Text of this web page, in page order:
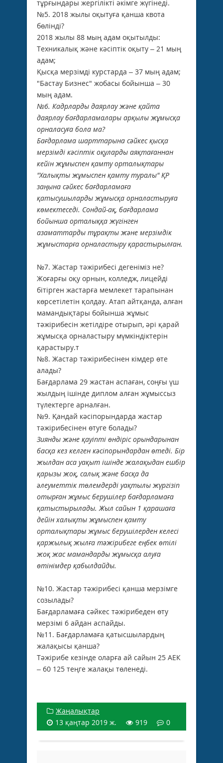
тұрғындары жергілікті әкімге жүгінеді.
№5. 2018 жылы оқытуға қанша квота
бөлінді?
2018 жылы 88 мың адам оқытылды:
Техникалық және кәсіптік оқыту – 21 мың
адам;
Қысқа мерзімді курстарда – 37 мың адам;
"Бастау Бизнес" жобасы бойынша – 30
мың адам.
№6. Кадрларды даярлау және қайта
даярлау бағдарламалары арқылы жұмысқа
орналасуға бола ма?
Бағдарлама шарттарына сәйкес қысқа
мерзімді кәсіптік оқуларды аяқтағаннан
кейін жұмыспен қамту орталықтары
"Халықты жұмыспен қамту туралы" ҚР
заңына сәйкес бағдарламаға
қатысушыларды жұмысқа орналастыруға
көмектеседі. Сондай-ақ, бағдарлама
бойынша орталыққа жүгінген
азаматтарды тұрақты және мерзімдік
жұмыстарға орналастыру қарастырылған.
№7. Жастар тәжірибесі дегеніміз не?
Жоғарғы оқу орнын, колледж, лицейді
бітірген жастарға мемлекет тарапынан
көрсетілетін қолдау. Атап айтқанда, алған
мамандықтары бойынша жұмыс
тәжірибесін жетілдіре отырып, әрі қарай
жұмысқа орналастыру мүмкіндіктерін
қарастыру.т
№8. Жастар тәжірибесінен кімдер өте
алады?
Бағдарлама 29 жастан аспаған, соңғы үш
жылдың ішінде диплом алған жұмыссыз
түлектерге арналған.
№9. Қандай кәсіпорындарда жастар
тәжірибесінен өтуге болады?
Зиянды және қауіпті өндіріс орындарынан
басқа кез келген кәсіпорындардан өтеді. Бір
жылдан аса уақыт ішінде жалақыдан ешбір
қарызы жоқ, салық және басқа да
әлеуметтік төлемдерді уақтылы жүргізіп
отырған жұмыс берушілер бағдарламаға
қатыстырылады. Жыл сайын 1 қарашаға
дейін халықты жұмыспен қамту
орталықтары жұмыс берушілерден келесі
қаржылық жылға тәжірибеге еңбек өтілі
жоқ жас мамандарды жұмысқа алуға
өтінімдер қабылдайды.
№10. Жастар тәжірибесі қанша мерзімге
созылады?
Бағдарламаға сәйкес тәжірибеден өту
мерзімі 6 айдан аспайды.
№11. Бағдарламаға қатысшылардың
жалақысы қанша?
Тәжірибе кезінде оларға ай сайын 25 АЕК
– 60 125 теңге жалақы төленеді.
Жаңалықтар
13 қаңтар 2019 ж.
919 0